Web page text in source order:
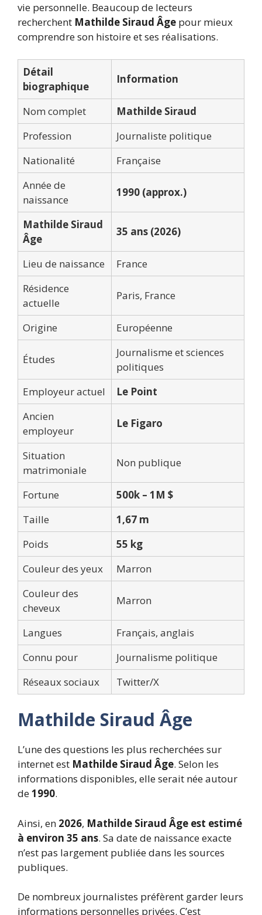
vie personnelle. Beaucoup de lecteurs
recherchent Mathilde Siraud Âge pour mieux
comprendre son histoire et ses réalisations.
Détail
biographique
Information
Nom complet
Mathilde Siraud
Profession
Journaliste politique
Nationalité
Française
Année de
naissance
1990 (approx.)
Mathilde Siraud
Âge
35 ans (2026)
Lieu de naissance
France
Résidence
actuelle
Paris, France
Origine Européenne
Études
Journalisme et sciences
politiques
Employeur actuel
Le Point
Ancien
employeur
Le Figaro
Situation
matrimoniale
Non publique
Fortune
500k – 1M $
Taille
1,67 m
Poids
55 kg
Couleur des yeux
Marron
Couleur des
cheveux
Marron
Langues
Français, anglais
Connu pour
Journalisme politique
Réseaux sociaux
Twitter/X
Mathilde Siraud Âge
L’une des questions les plus recherchées sur
internet est Mathilde Siraud Âge. Selon les
informations disponibles, elle serait née autour
de1990.
Ainsi, en 2026, Mathilde Siraud Âge est estimé
à environ 35 ans. Sa date de naissance exacte
n’est pas largement publiée dans les sources
publiques.
De nombreux journalistes préfèrent garder leurs
informations personnelles privées. C’est